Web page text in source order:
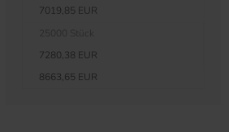
7019,85 EUR
7280,38 EUR
8663,65 EUR